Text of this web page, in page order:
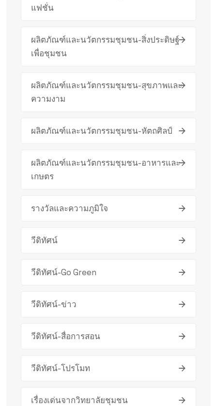
แฟชั่น
ผลิตภัณฑ์และนวัตกรรมชุมชน-สิ่งประดิษฐ์
เพื่อชุมชน
ผลิตภัณฑ์และนวัตกรรมชุมชน-สุขภาพและ
ความงาม
ผลิตภัณฑ์และนวัตกรรมชุมชน-หัตถศิลป์
ผลิตภัณฑ์และนวัตกรรมชุมชน-อาหารและ
เกษตร
รางวัลและความภูมิใจ
วีดิทัศน์
วีดิทัศน์-Go Green
วีดิทัศน์-ข่าว
วีดิทัศน์-สื่อการสอน
วีดิทัศน์-โปรโมท
เรื่องเด่นจากวิทยาลัยชุมชน